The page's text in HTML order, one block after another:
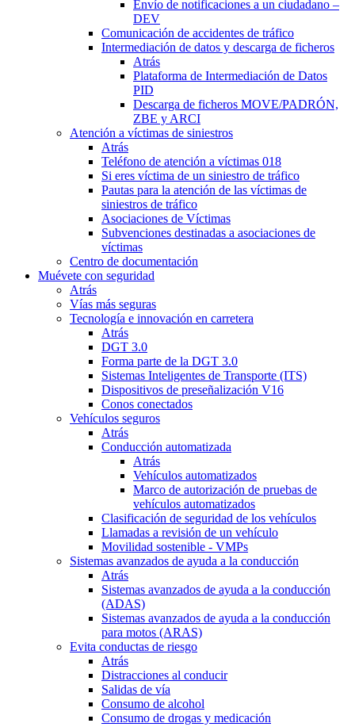
Envío de notificaciones a un ciudadano –
DEV
Comunicación de accidentes de tráfico
Intermediación de datos y descarga de ficheros
Atrás
Plataforma de Intermediación de Datos
PID
Descarga de ficheros MOVE/PADRÓN,
ZBE y ARCI
Atención a víctimas de siniestros
Atrás
Teléfono de atención a víctimas 018
Si eres víctima de un siniestro de tráfico
Pautas para la atención de las víctimas de
siniestros de tráfico
Asociaciones de Víctimas
Subvenciones destinadas a asociaciones de
víctimas
Centro de documentación
Muévete con seguridad
Atrás
Vías más seguras
Tecnología e innovación en carretera
Atrás
DGT 3.0
Forma parte de la DGT 3.0
Sistemas Inteligentes de Transporte (ITS)
Dispositivos de preseñalización V16
Conos conectados
Vehículos seguros
Atrás
Conducción automatizada
Atrás
Vehículos automatizados
Marco de autorización de pruebas de
vehículos automatizados
Clasificación de seguridad de los vehículos
Llamadas a revisión de un vehículo
Movilidad sostenible - VMPs
Sistemas avanzados de ayuda a la conducción
Atrás
Sistemas avanzados de ayuda a la conducción
(ADAS)
Sistemas avanzados de ayuda a la conducción
para motos (ARAS)
Evita conductas de riesgo
Atrás
Distracciones al conducir
Salidas de vía
Consumo de alcohol
Consumo de drogas y medicación